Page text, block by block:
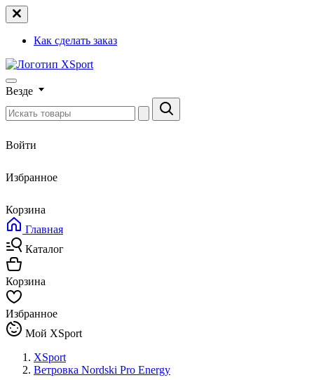
Как сделать заказ
Везде
Войти
Избранное
Корзина
Главная
Каталог
Корзина
Избранное
Мой XSport
XSport
Ветровка Nordski Pro Energy